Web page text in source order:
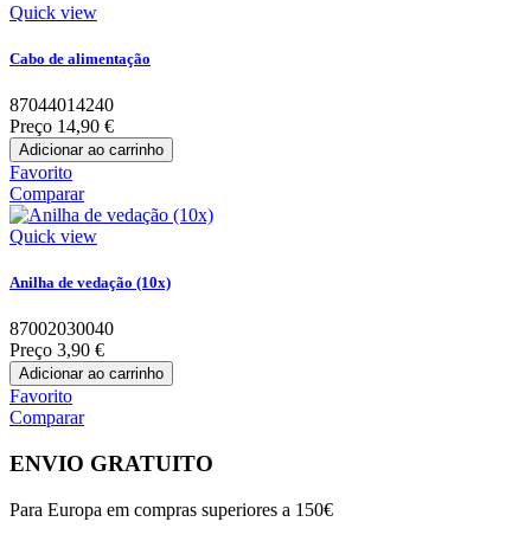
Quick view
Cabo de alimentação
87044014240
Preço 14,90 €
Adicionar ao carrinho
Favorito
Comparar
Quick view
Anilha de vedação (10x)
87002030040
Preço 3,90 €
Adicionar ao carrinho
Favorito
Comparar
ENVIO GRATUITO
Para Europa em compras superiores a 150€